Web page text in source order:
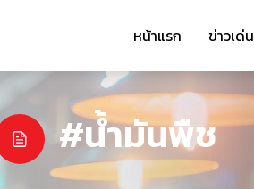
หน้าแรก ข่าวเด่น
#น้ำมันพืช